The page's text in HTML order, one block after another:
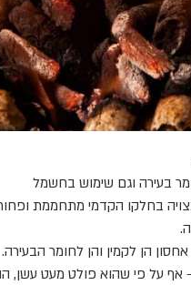
בעירה וגם שימוש בחשמל
בחלקו הקדמי מתחממת
הן לקמין והן לחומר הבעירה.
– אף על פי שהוא פולט מעט עשן,